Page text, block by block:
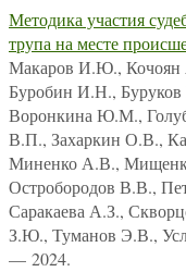
Методика участия
трупа на месте
Макаров И.Ю.,
Буробин И.Н.,
Воронкина Ю.М.,
В.П., Захаркин О.В.,
Миненко А.В.,
Остробородов В.В.,
Саракаева А.З.,
З.Ю., Туманов Э.В.,
— 2024.